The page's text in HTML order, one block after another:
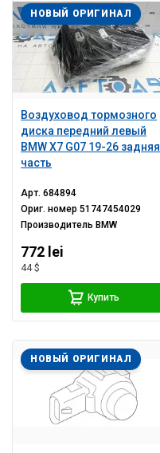
Воздуховод тормозного
диска передний левый
BMW X7 G07 19-26 задняя
часть
НОВЫЙ ОРИГИНАЛ
Арт.684894
Ориг. номер51747454029
Производитель BMW
772 lei
44 $
Купить
НОВЫЙ ОРИГИНАЛ